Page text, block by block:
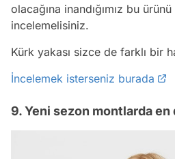
olacağına inandığımız bu
incelemelisiniz.
Kürk yakası sizce de farklı bir
İncelemek isterseniz burada
9. Yeni sezon montlarda